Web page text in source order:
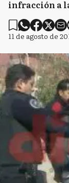
infracción a
11 de agosto de